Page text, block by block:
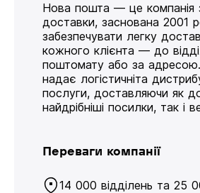
Нова пошта — це компанія
доставки, заснована 2001
забезпечувати легку
кожного клієнта — до
поштомату або за адресою.
надає логістичніта
послуги, доставляючи як
найдрібніші посилки, так і
Переваги компанії
14 000 відділень та 25